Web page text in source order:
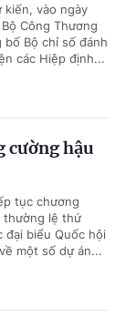
kiến, vào ngày
Công Thương
Bộ chỉ số đánh
các Hiệp định...
cường hậu
tục chương
thường lệ thứ
đại biểu Quốc hội
một số dự án...